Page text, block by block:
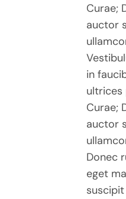
Curae;
auctor
in
ultrices
Curae;
auctor
Donec
eget